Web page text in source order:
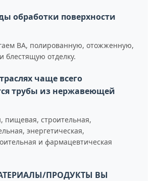
обработки поверхности
BA, полированную, отожженную,
блестящую отделку.
чаще всего
трубы из нержавеющей
пищевая, строительная,
энергетическая,
и фармацевтическая
ПРОДУКТЫ ВЫ